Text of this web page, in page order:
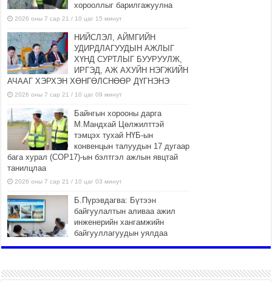
хорооллыг барилгажуулна
2026 оны 7 сар 21 / 10 цаг 15 минут
НИЙСЛЭЛ, АЙМГИЙН
УДИРДЛАГУУДЫН АЖЛЫГ
ХҮНД СУРТЛЫГ БУУРУУЛЖ,
ИРГЭД, АЖ АХУЙН НЭГЖИЙН
АЧААГ ХЭРХЭН ХӨНГӨЛСНӨӨР ДҮГНЭНЭ
2026 оны 7 сар 21 / 10 цаг 09 минут
Байнгын хорооны дарга
М.Мандхай Цөлжилттэй
тэмцэх тухай НҮБ-ын
конвенцын талуудын 17 дугаар
бага хурал (СОР17)-ын бэлтгэл ажлын явцтай
танилцлаа
2026 оны 7 сар 21 / 10 цаг 03 минут
Б.Пүрэвдагва: Бүтээн
байгуулалтын аливаа ажил
инженерийн хангамжийн
байгууллагуудын уялдаа
холбоогүйгээс саатах ёсгүй
“Сэлбэ 20 минутын хот”